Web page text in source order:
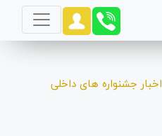
اخبار جشنواره های داخلی